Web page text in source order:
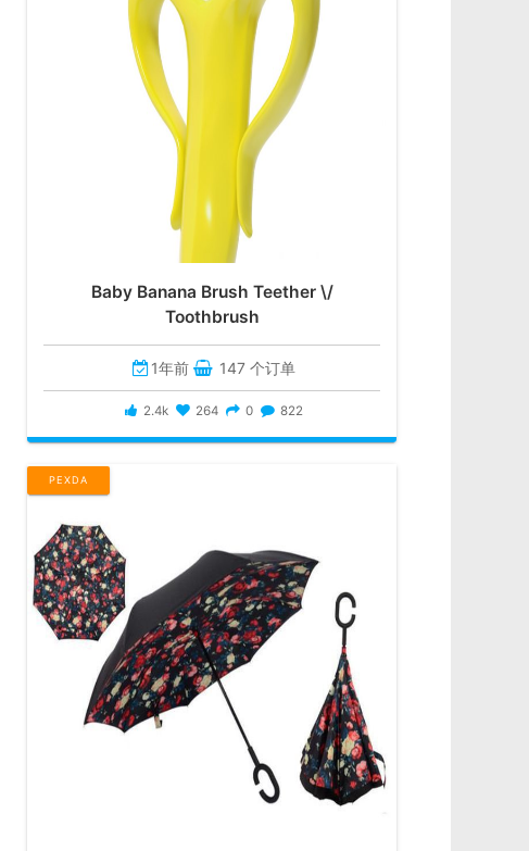
Baby Banana Brush Teether \/
Toothbrush
1年前 147 个订单
2.4k 264 0 822
PEXDA